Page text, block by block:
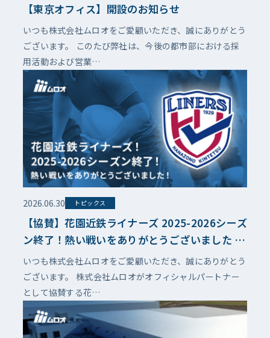
【東京オフィス】開設のお知らせ
いつも株式会社ムロオをご愛顧いただき、誠にありがとう
ございます。 このたび弊社は、今後の都市部における採
用活動および営業…
2026.06.30 トピックス
【協賛】花園近鉄ライナーズ 2025-2026シーズ
ン終了！熱い戦いをありがとうございました ～
オフィシャルパートナーとして、今シーズンも
チームの挑戦を応援しました～
いつも株式会社ムロオをご愛顧いただき、誠にありがとう
ございます。 株式会社ムロオがオフィシャルパートナー
として協賛する花…